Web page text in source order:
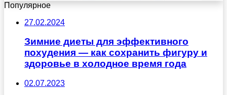
Популярное
27.02.2024
Зимние диеты для эффективного
похудения — как сохранить фигуру и
здоровье в холодное время года
02.07.2023